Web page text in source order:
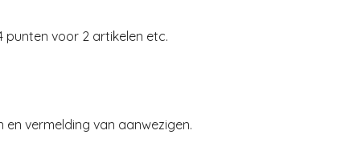
punten voor 2 artikelen etc.
vermelding van aanwezigen.